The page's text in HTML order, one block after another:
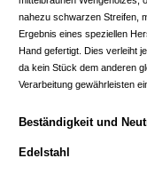
nahezu schwarzen Streifen,
Ergebnis eines speziellen
Hand gefertigt. Dies verleiht
da kein Stück dem anderen
Verarbeitung gewährleisten
Beständigkeit und
Edelstahl